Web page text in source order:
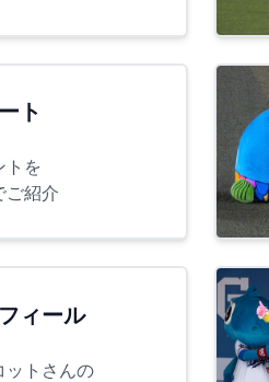
ト
トを
ご紹介
ィール
ットさんの